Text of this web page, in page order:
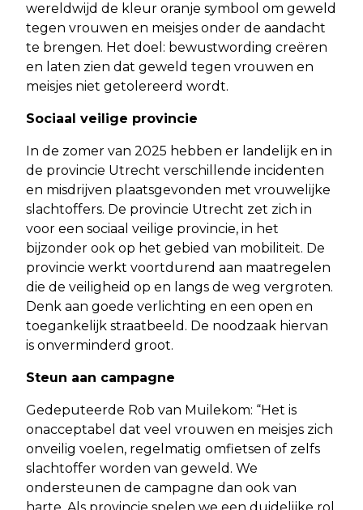
wereldwijd de kleur oranje symbool om geweld
tegen vrouwen en meisjes onder de aandacht
te brengen. Het doel: bewustwording creëren
en laten zien dat geweld tegen vrouwen en
meisjes niet getolereerd wordt.
Sociaal veilige provincie
In de zomer van 2025 hebben er landelijk en in
de provincie Utrecht verschillende incidenten
en misdrijven plaatsgevonden met vrouwelijke
slachtoffers. De provincie Utrecht zet zich in
voor een sociaal veilige provincie, in het
bijzonder ook op het gebied van mobiliteit. De
provincie werkt voortdurend aan maatregelen
die de veiligheid op en langs de weg vergroten.
Denk aan goede verlichting en een open en
toegankelijk straatbeeld. De noodzaak hiervan
is onverminderd groot.
Steun aan campagne
Gedeputeerde Rob van Muilekom: “Het is
onacceptabel dat veel vrouwen en meisjes zich
onveilig voelen, regelmatig omfietsen of zelfs
slachtoffer worden van geweld. We
ondersteunen de campagne dan ook van